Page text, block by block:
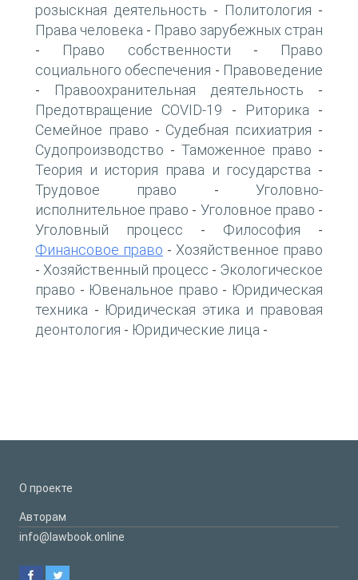
розыскная деятельность - Политология -
Права человека - Право зарубежных стран
- Право собственности -
Право
социального обеспечения - Правоведение
- Правоохранительная деятельность -
Предотвращение COVID-19 - Риторика -
Семейное право - Судебная психиатрия -
Судопроизводство - Таможенное право -
Теория и история права и государства -
Трудовое право -Уголовно-
исполнительное право - Уголовное право -
Уголовный процесс - Философия -
Финансовое право - Хозяйственное право
- Хозяйственный процесс - Экологическое
право - Ювенальное право - Юридическая
техника - Юридическая этика и правовая
деонтология - Юридические лица -
О проекте
Авторам
info@lawbook.online